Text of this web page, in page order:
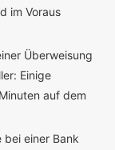
im Voraus
Überweisung
Einige
auf dem
einer Bank